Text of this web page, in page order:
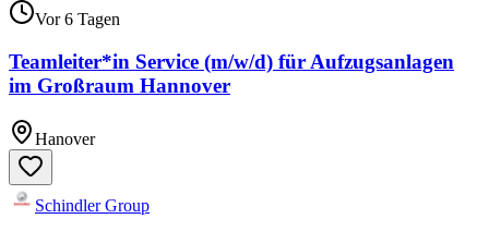
Vor 6 Tagen
Teamleiter*in Service (m/w/d) für Aufzugsanlagen
im Großraum Hannover
Hanover
Schindler Group